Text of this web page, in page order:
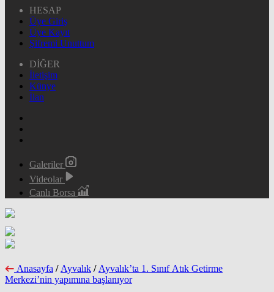
HESAP
Üye Giriş
Üye Kayıt
Şifremi Unuttum
DİĞER
İletişim
Künye
İlan
Galeriler
Videolar
Canlı Borsa
Anasayfa / Ayvalık / Ayvalık’ta 1. Sınıf Atık Getirme
Merkezi’nin yapımına başlanıyor